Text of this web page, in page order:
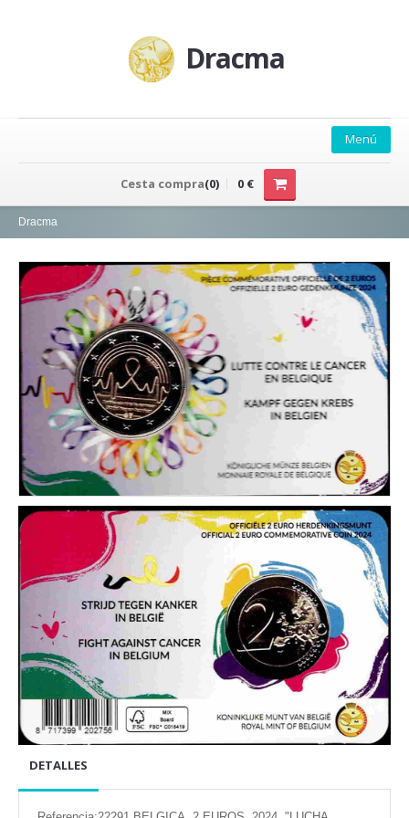
Dracma
Menú
QUIÉNES SOMOS
CONTACTO
CATÁLOGO
CATÁLOGO EXCEL
CONDICIONES DE ENVÍO
Cesta compra(0) 0 €
Dracma
DETALLES